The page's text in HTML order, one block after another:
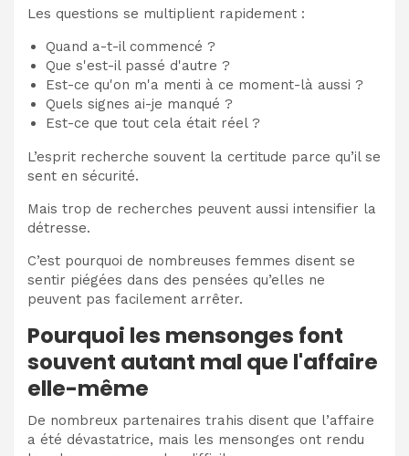
Les questions se multiplient rapidement :
Quand a-t-il commencé ?
Que s'est-il passé d'autre ?
Est-ce qu'on m'a menti à ce moment-là aussi ?
Quels signes ai-je manqué ?
Est-ce que tout cela était réel ?
L’esprit recherche souvent la certitude parce qu’il se
sent en sécurité.
Mais trop de recherches peuvent aussi intensifier la
détresse.
C’est pourquoi de nombreuses femmes disent se
sentir piégées dans des pensées qu’elles ne
peuvent pas facilement arrêter.
Pourquoi les mensonges font
souvent autant mal que l'affaire
elle-même
De nombreux partenaires trahis disent que l’affaire
a été dévastatrice, mais les mensonges ont rendu